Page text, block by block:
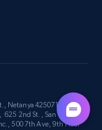
Netanya 4250714, Israel
625 2nd St., San
500 7th Ave, 9th Floor